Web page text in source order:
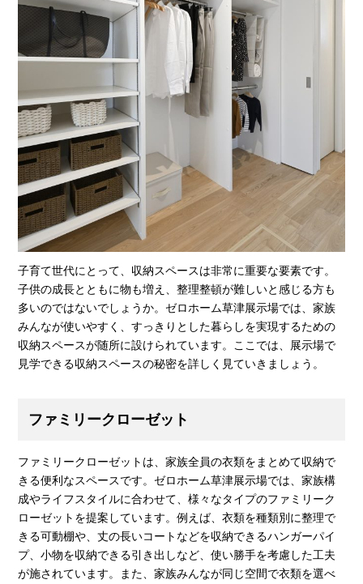
子育て世代にとって、収納スペースは非常に重要な要素です。
子供の成長とともに物も増え、整理整頓が難しいと感じる方も
多いのではないでしょうか。ゼロホーム草津展示場では、家族
みんなが使いやすく、すっきりとした暮らしを実現するための
収納スペースが随所に設けられています。ここでは、展示場で
見学できる収納スペースの秘密を詳しく見ていきましょう。
ファミリークローゼット
ファミリークローゼットは、家族全員の衣類をまとめて収納で
きる便利なスペースです。ゼロホーム草津展示場では、家族構
成やライフスタイルに合わせて、様々なタイプのファミリーク
ローゼットを提案しています。例えば、衣類を種類別に整理で
きる可動棚や、丈の長いコートなどを収納できるハンガーパイ
プ、小物を収納できる引き出しなど、使い勝手を考慮した工夫
が施されています。また、家族みんなが同じ空間で衣類を選べ